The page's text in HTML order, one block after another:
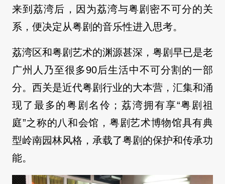
来到荔湾后，因为荔湾与粤剧密不可分的关
系，便决定从粤剧的音乐性进入思考。
荔湾区和粤剧艺术的渊源甚深，粤剧早已是老
广州人乃至很多90后生活中不可分割的一部
分。西关是近代粤剧行业的大本营，汇集和涌
现了最多的粤剧名伶；荔湾拥有享“粤剧祖
庭”之称的八和会馆，粤剧艺术博物馆具有典
型岭南园林风格，承载了粤剧的保护和传承功
能。